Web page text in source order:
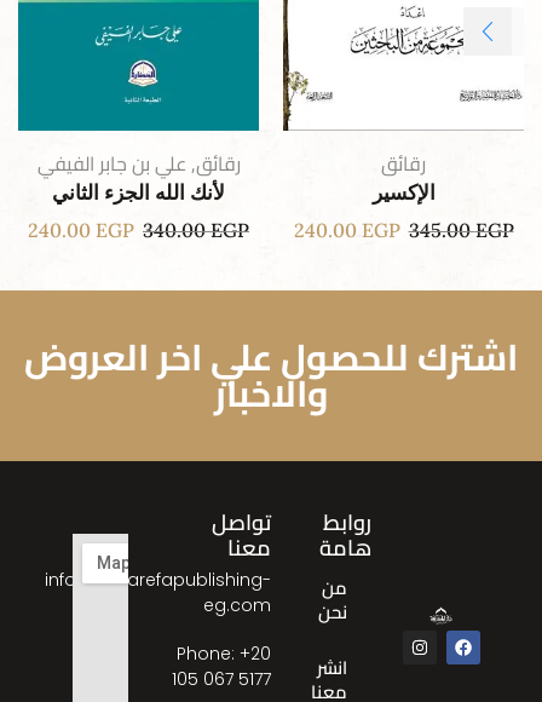
رقائق
الإكسير
345.00EGP
240.00 EGP
رقائق,علي بن جابر الفيفي
لأنك الله الجزء الثاني
340.00EGP
240.00 EGP
اشترك للحصول علي اخر العروض
والاخبار
روابط
هامة
من
نحن
انشر
معنا
تواصل
معنا
info@almarefapublishing-
eg.com
Phone: ‎+20
105 067 5177